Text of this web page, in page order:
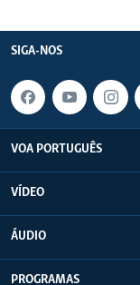
SIGA-NOS
VOA PORTUGUÊS
VÍDEO
ÁUDIO
PROGRAMAS